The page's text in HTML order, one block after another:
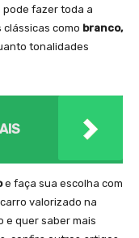
fazer toda a
clássicas como branco,
tonalidades
e faça sua escolha com
valorizado na
e quer saber mais